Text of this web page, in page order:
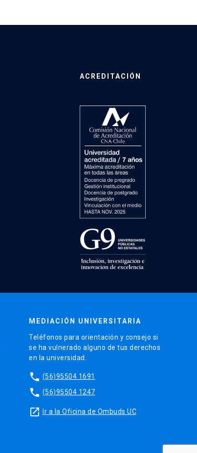
ACREDITACIÓN
MEDIACIÓN UNIVERSITARIA
Teléfonos para orientación y consejo si
se ha vulnerado alguno de tus derechos
en la universidad.
phone (56)95504 1691
phone (56)95504 1247
launch Ir a la Oficina de Ombuds UC